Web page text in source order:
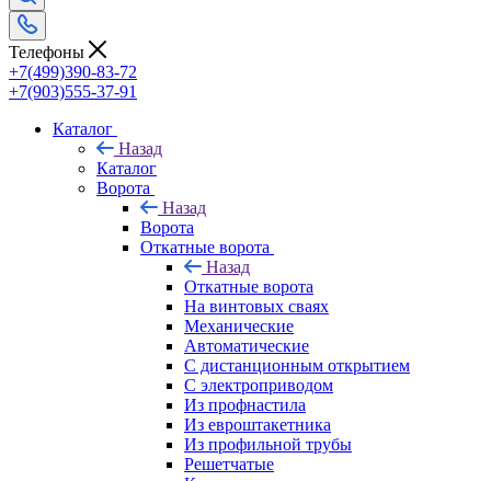
Телефоны
+7(499)390-83-72
+7(903)555-37-91
Каталог
Назад
Каталог
Ворота
Назад
Ворота
Откатные ворота
Назад
Откатные ворота
На винтовых сваях
Механические
Автоматические
С дистанционным открытием
С электроприводом
Из профнастила
Из евроштакетника
Из профильной трубы
Решетчатые